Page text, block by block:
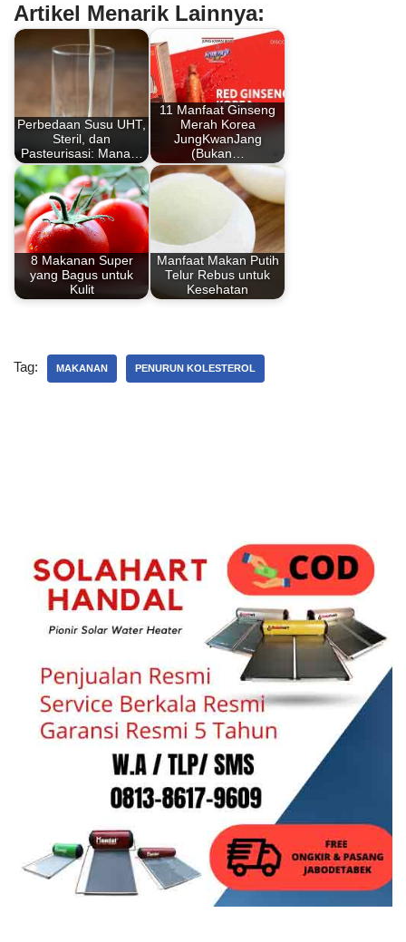
c
e
b
o
o
k
er
e
st
at
s
A
p
k
e
dI
n
ar
e
Artikel Menarik Lainnya:
Perbedaan Susu UHT,
Steril, dan
Pasteurisasi: Mana…
11 Manfaat Ginseng
Merah Korea
JungKwanJang
(Bukan…
8 Makanan Super
yang Bagus untuk
Kulit
Manfaat Makan Putih
Telur Rebus untuk
Kesehatan
Tag: MAKANAN PENURUN KOLESTEROL